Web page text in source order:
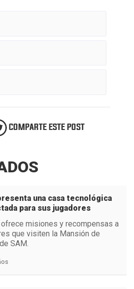
COMPARTE ESTE POST
una casa tecnológica
para sus jugadores
misiones y recompensas a
que visiten la Mansión de
SAM.